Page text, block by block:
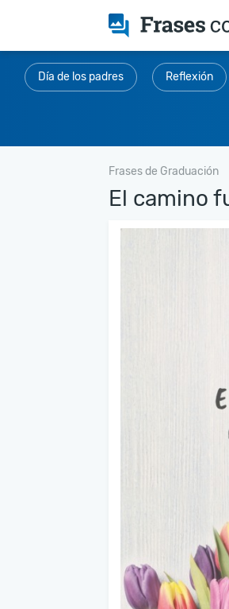
Día de los padres Reflexión
Frases de Graduación
El camino